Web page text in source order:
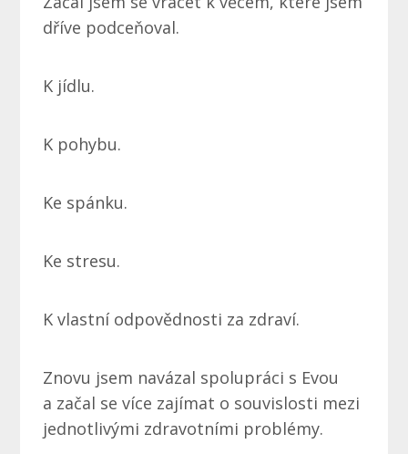
dříve podceňoval.
K jídlu.
K pohybu.
Ke spánku.
Ke stresu.
K vlastní odpovědnosti za zdraví.
Znovu jsem navázal spolupráci s Evou
a začal se více zajímat o souvislosti mezi
jednotlivými zdravotními problémy.